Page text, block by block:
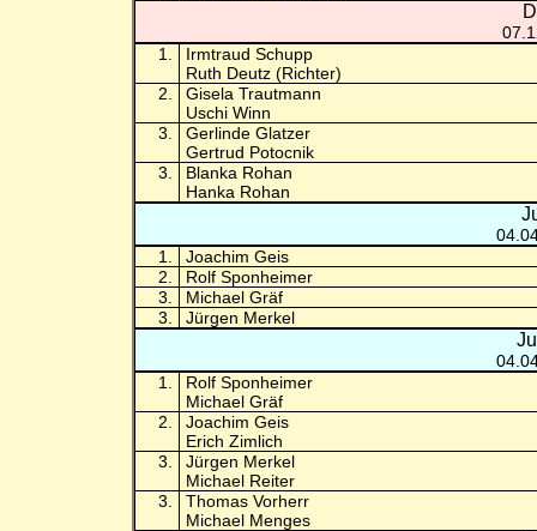
1.
Irmtraud Schupp
Ruth Deutz (Richter)
2.
Gisela Trautmann
Uschi Winn
3.
Gerlinde Glatzer
Gertrud Potocnik
3.
Blanka Rohan
Hanka Rohan
1.
Joachim Geis
2.
Rolf Sponheimer
3.
Michael Gräf
3.
Jürgen Merkel
1.
Rolf Sponheimer
Michael Gräf
2.
Joachim Geis
Erich Zimlich
3.
Jürgen Merkel
Michael Reiter
3.
Thomas Vorherr
Michael Menges